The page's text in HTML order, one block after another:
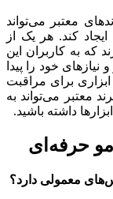
معتبر می‌تواند
کند. هر یک از
که به کاربران این
خود را پیدا
برای مراقبت
معتبر می‌تواند به
داشته باشید.
حرفه‌ای